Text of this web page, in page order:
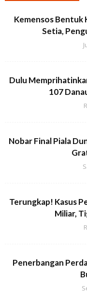
Kemensos Bentuk
Setia,
Dulu
107
Nobar Final Piala
Terungkap! Kasus
Miliar,
Penerbangan